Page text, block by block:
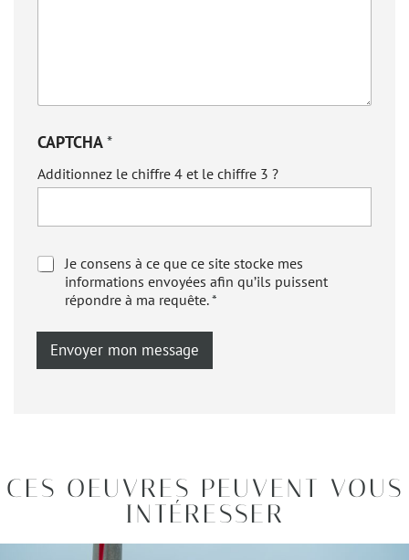
CAPTCHA*
Additionnez le chiffre 4 et le chiffre 3 ?
R
G
*
Je consens à ce que ce site stocke mes
informations envoyées afin qu’ils puissent
répondre à ma requête.*
Envoyer mon message
CES OEUVRES PEUVENT VOUS
INTÉRESSER